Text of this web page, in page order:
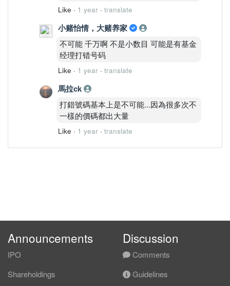
Like · 1 year · translate
小赌怡情，大赌养家
不可能 千万啊 不是小数目 可能是有基金
经理打错号码
Like · 1 year · translate
馬拉ck
打錯號碼基本上是不可能...因為很多次不
一樣的價碼都出大量
Like · 1 year · translate
Announcements
IPO
Shareholdings
Discussion
Comments
Guidelines